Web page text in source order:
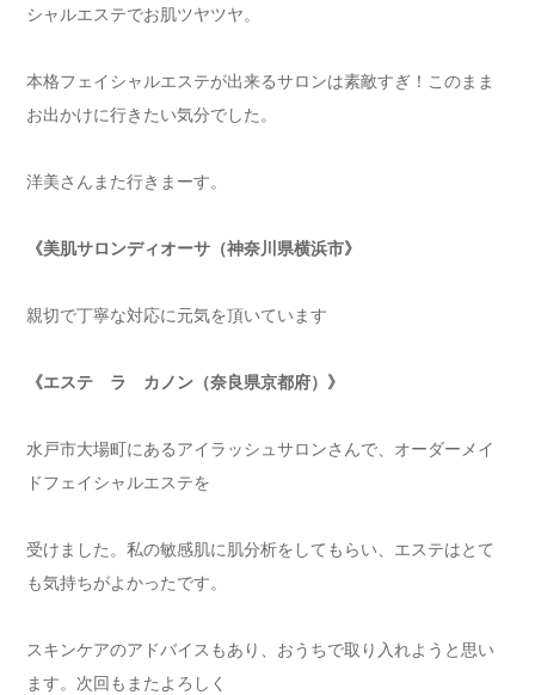
シャルエステでお肌ツヤツヤ。
本格フェイシャルエステが出来るサロンは素敵すぎ！このまま
お出かけに行きたい気分でした。
洋美さんまた行きまーす。
《美肌サロンディオーサ（神奈川県横浜市》
親切で丁寧な対応に元気を頂いています
《エステ ラ カノン（奈良県京都府）》
水戸市大場町にあるアイラッシュサロンさんで、オーダーメイ
ドフェイシャルエステを
受けました。私の敏感肌に肌分析をしてもらい、エステはとて
も気持ちがよかったです。
スキンケアのアドバイスもあり、おうちで取り入れようと思い
ます。次回もまたよろしく